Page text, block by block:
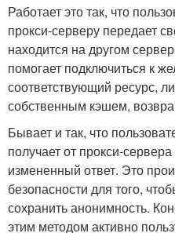
Работает это так, что
прокси-серверу передает
находится на другом
помогает подключиться к
соответствующий ресурс,
собственным кэшем,
Бывает и так, что
получает от прокси-
измененный ответ. Это
безопасности для того,
сохранить анонимность.
этим методом активно